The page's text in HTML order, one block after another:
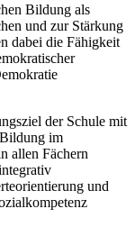
Bildung als
und zur Stärkung
dabei die Fähigkeit
der Schule mit
im
allen Fächern
und